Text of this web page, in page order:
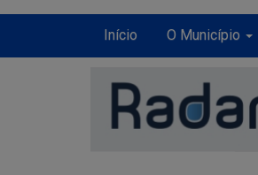
Início O Município